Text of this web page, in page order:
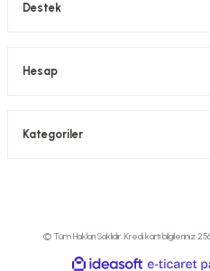
Destek
Hesap
Kategoriler
© Tüm Hakları Saklıdır. Kredi kartı bilgileriniz
ideasoft